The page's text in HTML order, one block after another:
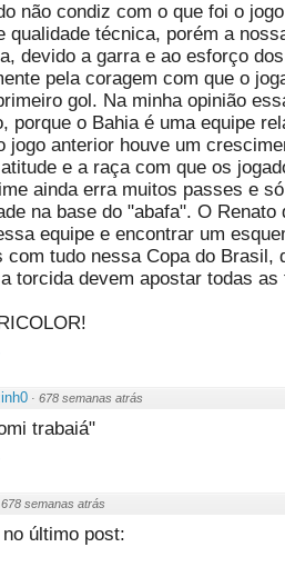
não condiz com o que foi o
qualidade técnica, porém a
devido a garra e ao esforço
pela coragem com que o
gol. Na minha opinião
porque o Bahia é uma equipe
jogo anterior houve um
e a raça com que os
ainda erra muitos passes e
na base do "abafa". O
equipe e encontrar um
com tudo nessa Copa do Brasil,
torcida devem apostar todas
· 678 semanas atrás
trabaiá"
678 semanas atrás
último post: